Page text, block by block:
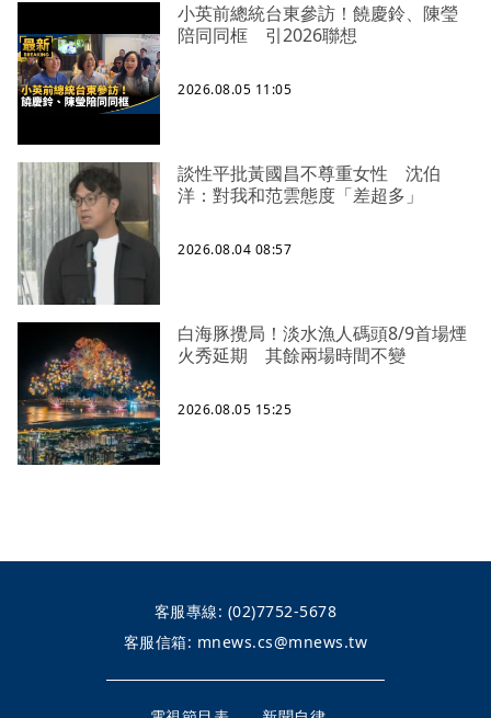
小英前總統台東參訪！饒慶鈴、陳瑩
陪同同框 引2026聯想
2026.08.05 11:05
談性平批黃國昌不尊重女性 沈伯
洋：對我和范雲態度「差超多」
2026.08.04 08:57
白海豚攪局！淡水漁人碼頭8/9首場煙
火秀延期 其餘兩場時間不變
2026.08.05 15:25
客服專線: (02)7752-5678
客服信箱: mnews.cs@mnews.tw